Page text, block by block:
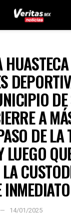
A
DE LA
LUEGO
14/01/2025